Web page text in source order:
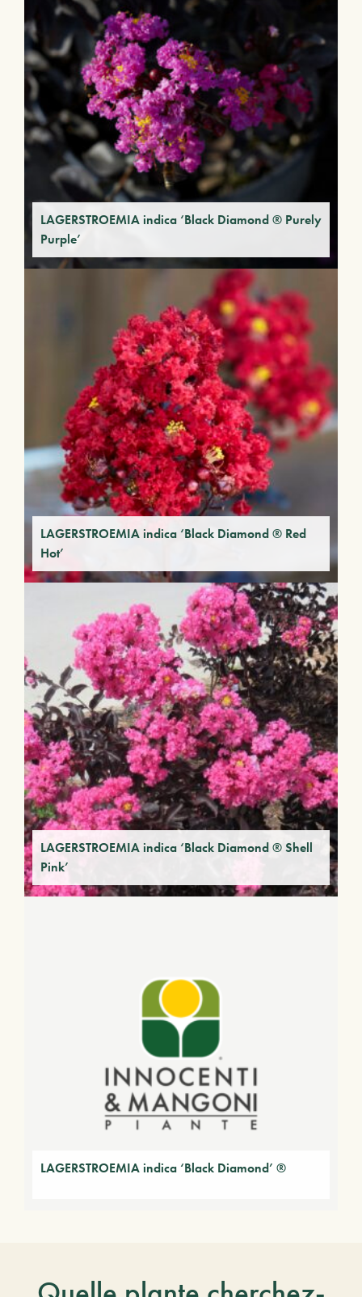
LAGERSTROEMIA indica ‘Black Diamond ® Purely
Purple’
LAGERSTROEMIA indica ‘Black Diamond ® Red
Hot’
LAGERSTROEMIA indica ‘Black Diamond ® Shell
Pink’
LAGERSTROEMIA indica ‘Black Diamond’ ®